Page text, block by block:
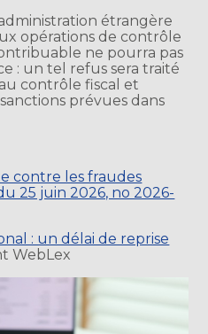
étrangère
opérations de contrôle
ne pourra pas
: un tel refus sera traité
contrôle fiscal et
prévues dans
contre les fraudes
25 juin 2026, no 2026-
: un délai de reprise
WebLex